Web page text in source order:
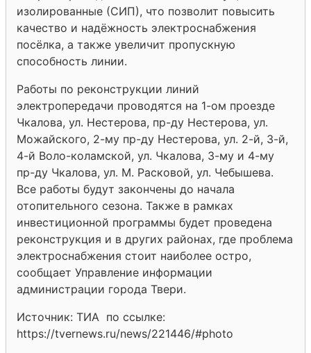
изолированные (СИП), что позволит повысить
качество и надёжность электроснабжения
посёлка, а также увеличит пропускную
способность линии.
Работы по реконструкции линий
электропередачи проводятся на 1-ом проезде
Чкалова, ул. Нестерова, пр-ду Нестерова, ул.
Можайского, 2-му пр-ду Нестерова, ул. 2-й, 3-й,
4-й Воло-коламской, ул. Чкалова, 3-му и 4-му
пр-ду Чкалова, ул. М. Расковой, ул. Чебышева.
Все работы будут закончены до начала
отопительного сезона. Также в рамках
инвестиционной программы будет проведена
реконструкция и в других районах, где проблема
электроснабжения стоит наиболее остро,
сообщает Управление информации
администрации города Твери.
Источник: ТИА по ссылке:
https://tvernews.ru/news/221446/#photo